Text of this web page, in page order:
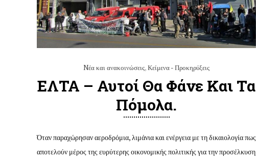
Nέα και ανακοινώσεις,Κείμενα - Προκηρύξεις
ΕΛΤΑ – Αυτοί Θα Φάνε Και Τα
Πόμολα.
Όταν παραχώρησαν αεροδρόμια, λιμάνια και ενέργεια με τη δικαιολογία πως
αποτελούν μέρος της ευρύτερης οικονομικής πολιτικής για την προσέλκυση